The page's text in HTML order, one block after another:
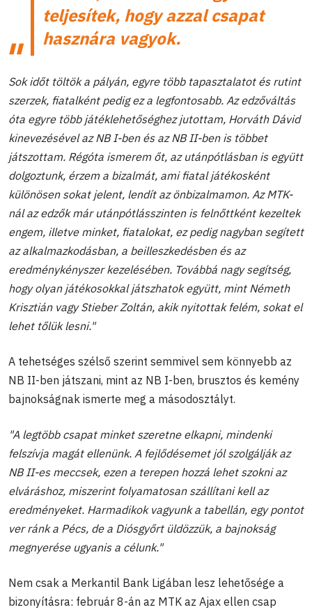
teljesítek, hogy azzal csapat
hasznára vagyok.
Sok időt töltök a pályán, egyre több tapasztalatot és rutint
szerzek, fiatalként pedig ez a legfontosabb. Az edzőváltás
óta egyre több játéklehetőséghez jutottam, Horváth Dávid
kinevezésével az NB I-ben és az NB II-ben is többet
játszottam. Régóta ismerem őt, az utánpótlásban is együtt
dolgoztunk, érzem a bizalmát, ami fiatal játékosként
különösen sokat jelent, lendít az önbizalmamon. Az MTK-
nál az edzők már utánpótlásszinten is felnőttként kezeltek
engem, illetve minket, fiatalokat, ez pedig nagyban segített
az alkalmazkodásban, a beilleszkedésben és az
eredménykényszer kezelésében. Továbbá nagy segítség,
hogy olyan játékosokkal játszhatok együtt, mint Németh
Krisztián vagy Stieber Zoltán, akik nyitottak felém, sokat el
lehet tőlük lesni."
A tehetséges szélső szerint semmivel sem könnyebb az
NB II-ben játszani, mint az NB I-ben, brusztos és kemény
bajnokságnak ismerte meg a másodosztályt.
"A legtöbb csapat minket szeretne elkapni, mindenki
felszívja magát ellenünk. A fejlődésemet jól szolgálják az
NB II-es meccsek, ezen a terepen hozzá lehet szokni az
elváráshoz, miszerint folyamatosan szállítani kell az
eredményeket. Harmadikok vagyunk a tabellán, egy pontot
ver ránk a Pécs, de a Diósgyőrt üldözzük, a bajnokság
megnyerése ugyanis a célunk."
Nem csak a Merkantil Bank Ligában lesz lehetősége a
bizonyításra: február 8-án az MTK az Ajax ellen csap